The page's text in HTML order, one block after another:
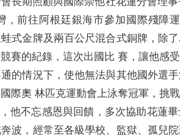
，前往阿根廷銀海市參加國際殘障
式金牌及兩百公尺混合式銅牌，除
賽的紀錄，這次出國比 賽，讓他感
的情況下，使他無法與其他國外選
際奧 林匹克運動會上泳奪冠軍，挑
不忘感恩與回饋，多次協助花蓮畢
波，經常至各級學校、監獄、孤兒